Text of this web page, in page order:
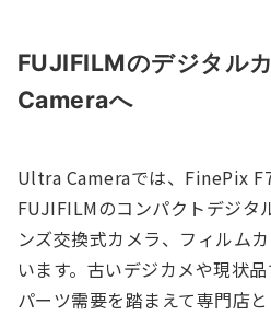
FUJIFILMのデジタル
Cameraへ
Ultra Cameraでは、FinePix
FUJIFILMのコンパクトデジタ
ンズ交換式カメラ、フィルム
います。古いデジカメや現状
パーツ需要を踏まえて専門店